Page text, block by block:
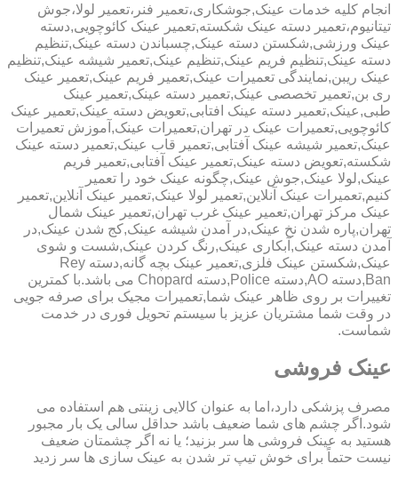
انجام کلیه خدمات عینک,جوشکاری،تعمیر فنر،تعمیر لولا،جوش
تیتانیوم،تعمیر دسته عینک شکسته,تعمیر عینک کائوچویی,دسته
عینک ورزشی,شکستن دسته عینک,چسباندن دسته عینک,تنظیم
دسته عینک,تنظیم فریم عینک,تنظیم عینک,تعمیر شیشه عینک,تنظیم
عینک ریبن,نمایندگی تعمیرات عینک,تعمیر فریم عینک,تعمیر عینک
ری بن,تعمیر تخصصی عینک,تعمیر دسته عینک,تعمیر عینک
طبی,عینک,تعمیر دسته عینک افتابی,تعویض دسته عینک,تعمیر عینک
کائوچویی,تعمیرات عینک در تهران,تعمیرات عینک,آموزش تعمیرات
عینک,تعمیر شیشه عینک آفتابی,تعمیر قاب عینک,تعمیر دسته عینک
شکسته,تعویض دسته عینک,تعمیر عینک آفتابی,تعمیر فریم
عینک,لولا عینک,جوش عینک,چگونه عینک خود را تعمیر
کنیم,تعمیرات عینک آنلاین,تعمیر لولا عینک,تعمیر عینک آنلاین,تعمیر
عینک مرکز تهران,تعمیر عینک غرب تهران,تعمیر عینک شمال
تهران,پاره شدن نخ عینک,در آمدن شیشه عینک,کج شدن عینک,در
آمدن دسته عینک,آبکاری عینک,رنگ کردن عینک,شست و شوی
عینک,شکستن عینک فلزی,تعمیر عینک بچه گانه,دسته Rey
Ban,دسته AO,دسته Police,دسته Chopard می باشد.با کمترین
تغییرات بر روی ظاهر عینک شما,تعمیرات مجیک برای صرفه جویی
در وقت شما مشتریان عزیز با سیستم تحویل فوری در خدمت
شماست.
عینک فروشی
مصرف پزشکی دارد،اما به عنوان کالایی زینتی هم استفاده می
شود.اگر چشم های شما ضعیف باشد حداقل سالی یک بار مجبور
هستید به عینک فروشی ها سر بزنید؛ یا نه اگر چشمتان ضعیف
نیست حتماً برای خوش تیپ تر شدن به عینک سازی ها سر زدید